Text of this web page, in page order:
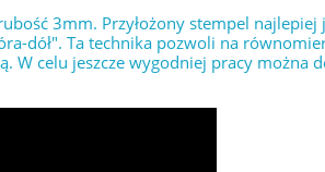
3mm. Przyłożony stempel najlepiej
dół". Ta technika pozwoli na
W celu jeszcze wygodniej pracy można